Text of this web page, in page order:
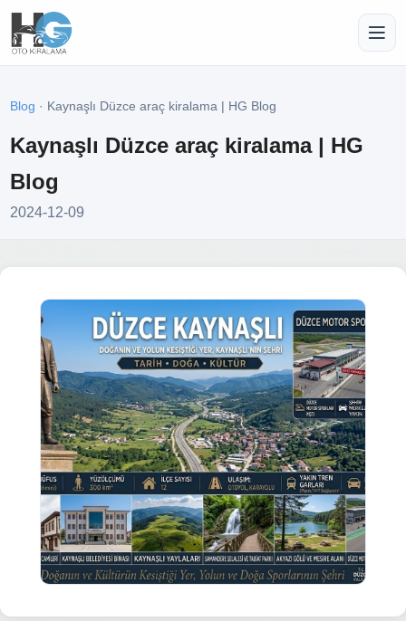
Blog · Kaynaşlı Düzce araç kiralama | HG Blog
Kaynaşlı Düzce araç kiralama | HG
Blog
2024-12-09